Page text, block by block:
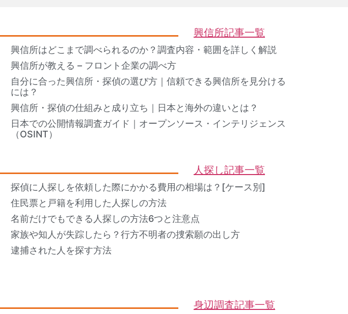
興信所記事一覧
興信所はどこまで調べられるのか？調査内容・範囲を詳しく解説
興信所が教える – フロント企業の調べ方
自分に合った興信所・探偵の選び方｜信頼できる興信所を見分ける
には？
興信所・探偵の仕組みと成り立ち｜日本と海外の違いとは？
日本での公開情報調査ガイド｜オープンソース・インテリジェンス
（OSINT）
人探し記事一覧
探偵に人探しを依頼した際にかかる費用の相場は？[ケース別]
住民票と戸籍を利用した人探しの方法
名前だけでもできる人探しの方法6つと注意点
家族や知人が失踪したら？行方不明者の捜索願の出し方
逮捕された人を探す方法
身辺調査記事一覧